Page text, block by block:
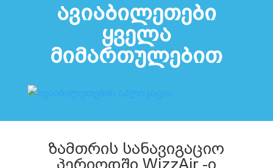
ავიაბილეთები
ყველა
მიმართულებით
ზამთრის სანავიგაციო
პერიოდში WizzAir -ი